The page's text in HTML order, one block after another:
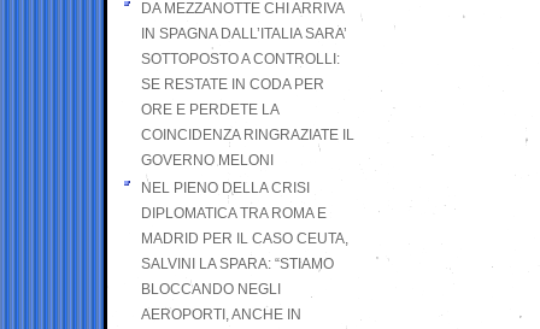
DA MEZZANOTTE CHI ARRIVA
IN SPAGNA DALL’ITALIA SARA’
SOTTOPOSTO A CONTROLLI:
SE RESTATE IN CODA PER
ORE E PERDETE LA
COINCIDENZA RINGRAZIATE IL
GOVERNO MELONI
NEL PIENO DELLA CRISI
DIPLOMATICA TRA ROMA E
MADRID PER IL CASO CEUTA,
SALVINI LA SPARA: “STIAMO
BLOCCANDO NEGLI
AEROPORTI, ANCHE IN